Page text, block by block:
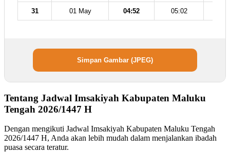
31 01 May 04:52 05:02
Simpan Gambar (JPEG)
Tentang Jadwal Imsakiyah Kabupaten Maluku
Tengah 2026/1447 H
Dengan mengikuti Jadwal Imsakiyah Kabupaten Maluku Tengah
2026/1447 H, Anda akan lebih mudah dalam menjalankan ibadah
puasa secara teratur.